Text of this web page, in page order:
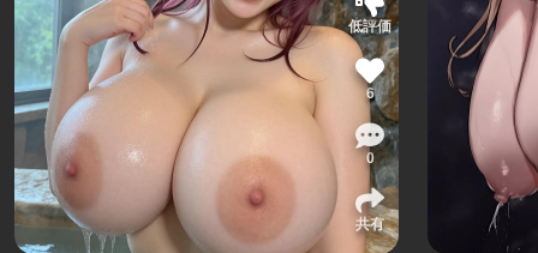
低評価
6
0
共有